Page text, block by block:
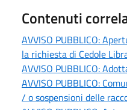
Contenuti
AVVISO PUBBLICO:
la richiesta di Cedole
AVVISO PUBBLICO:
AVVISO PUBBLICO:
/ o sospensioni delle